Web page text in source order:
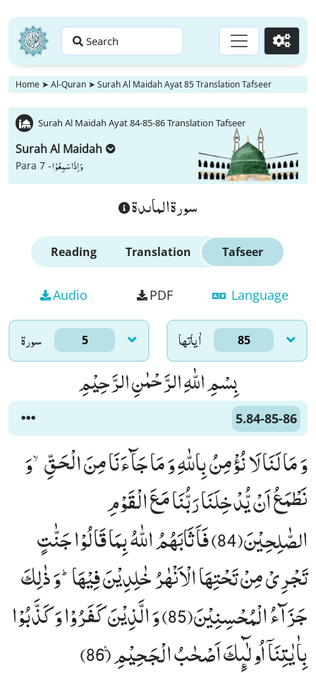
Search Go
Home ➤ Al-Quran ➤ Surah Al Maidah Ayat 85 Translation Tafseer
Surah Al Maidah Ayat 84-85-86 Translation Tafseer
Surah Al Maidah
Para 7 -وَ اِذَا سَمِعُوْا
سورة الماىدة
Reading Translation Tafseer
Audio PDF Language
سورۃ 5 اٰياتها 85
بِسْمِ اللّٰهِ الرَّحْمٰنِ الرَّحِیْمِ
5.84-85-86
وَ مَا لَنَا لَا نُؤْمِنُ بِاللّٰهِ وَ مَا جَآءَنَا مِنَ الْحَقِّۙ-وَ
نَطْمَعُ اَنْ یُّدْخِلَنَا رَبُّنَا مَعَ الْقَوْمِ
الصّٰلِحِیْنَ(84) فَاَثَابَهُمُ اللّٰهُ بِمَا قَالُوْا جَنّٰتٍ
تَجْرِیْ مِنْ تَحْتِهَا الْاَنْهٰرُ خٰلِدِیْنَ فِیْهَاؕ-وَ ذٰلِكَ
جَزَآءُ الْمُحْسِنِیْنَ(85) وَ الَّذِیْنَ كَفَرُوْا وَ كَذَّبُوْا
بِاٰیٰتِنَاۤ اُولٰٓىٕكَ اَصْحٰبُ الْجَحِیْمِ۠ (86)